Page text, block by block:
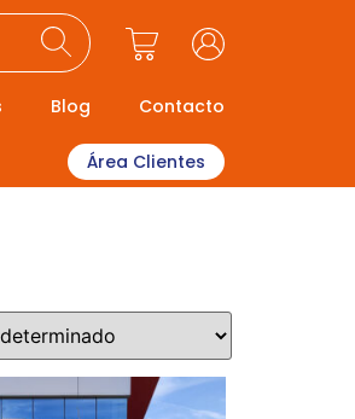
Blog Contacto
Área Clientes